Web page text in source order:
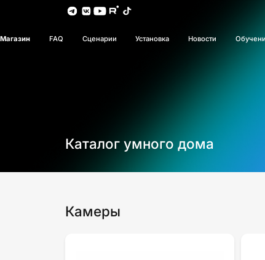
Магазин FAQ Сценарии Установка Новости
Каталог умного дома
Камеры